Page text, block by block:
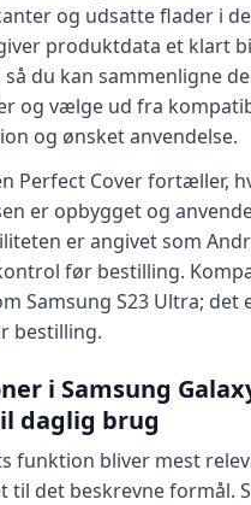
og udsatte flader i
produktdata et klart
du kan sammenligne
og vælge ud fra
og ønsket anvendelse.
Perfect Cover fortæller,
er opbygget og
er angivet som
før bestilling.
Samsung S23 Ultra; det
bestilling.
i Samsung
daglig brug
funktion bliver mest
til det beskrevne formål.